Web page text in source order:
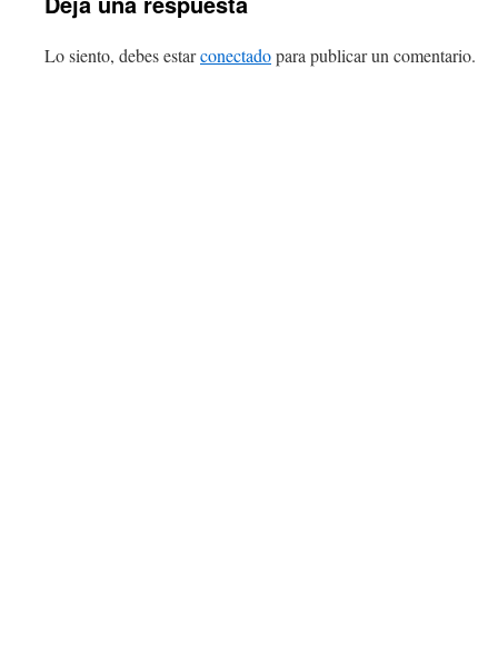
Lo siento, debes estarconectadopara publicar un comentario.